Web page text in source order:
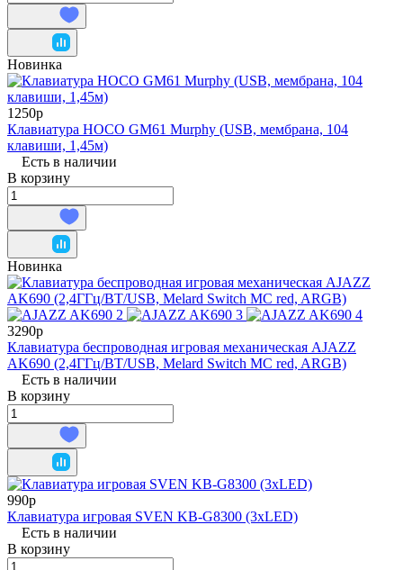
Новинка
1250р
Клавиатура HOCO GM61 Murphy (USB, мембрана, 104
клавиши, 1,45м)
Есть в наличии
В корзину
Новинка
3290р
Клавиатура беспроводная игровая механическая AJAZZ
AK690 (2,4ГГц/BT/USB, Melard Switch MC red, ARGB)
Есть в наличии
В корзину
990р
Клавиатура игровая SVEN KB-G8300 (3xLED)
Есть в наличии
В корзину